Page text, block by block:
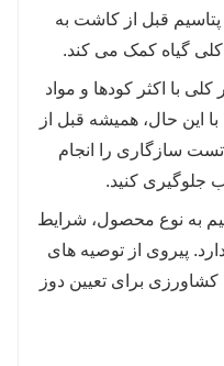
یک محرک زیستی
میکروبی در
مواد مغذی را
را بهبود بخشد.
پتاسیم قبل از کاشت به
گیاه کمک می کند.
با اکثر کودها و مواد
این حال، همیشه قبل از
سازگاری را انجام
جلوگیری کنید.
به نوع محصول، شرایط
پیروی از توصیه های
برای تعیین دوز